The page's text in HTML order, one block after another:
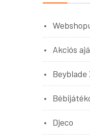
Akciós
Beyblade
Djeco